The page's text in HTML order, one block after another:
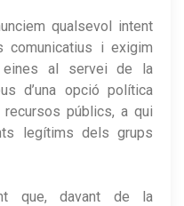
qualsevol intent
comunicatius i exigim
eines al servei de la
d’una opció política
públics, a qui
legítims dels grups
que, davant de la